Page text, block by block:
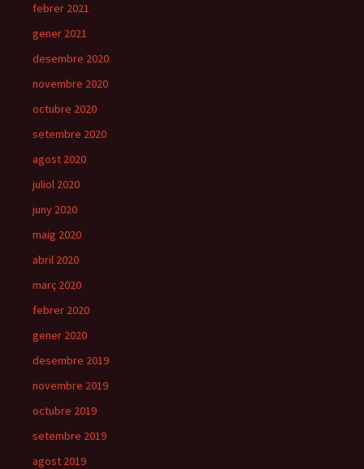
febrer 2021
gener 2021
desembre 2020
novembre 2020
octubre 2020
setembre 2020
agost 2020
juliol 2020
juny 2020
maig 2020
abril 2020
març 2020
febrer 2020
gener 2020
desembre 2019
novembre 2019
octubre 2019
setembre 2019
agost 2019